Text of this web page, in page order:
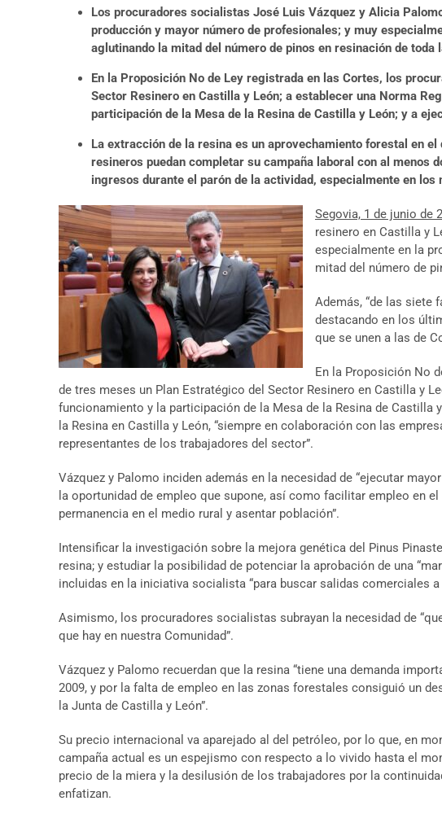
Los procuradores socialistas José Luis Vázquez y Alicia
producción y mayor número de profesionales; y muy
aglutinando la mitad del número de pinos en resinación de toda
En la Proposición No de Ley registrada en las Cortes, los
Sector Resinero en Castilla y León; a establecer una Norma
participación de la Mesa de la Resina de Castilla y León; y a
La extracción de la resina es un aprovechamiento forestal en
resineros puedan completar su campaña laboral con al menos
ingresos durante el parón de la actividad, especialmente en
Segovia, 1 de junio de
resinero en Castilla y
especialmente en la
mitad del número de
Además, “de las siete
destacando en los
que se unen a las de
En la Proposición No
de tres meses un Plan Estratégico del Sector Resinero en Castilla y
funcionamiento y la participación de la Mesa de la Resina de Castilla
la Resina en Castilla y León, “siempre en colaboración con las
representantes de los trabajadores del sector”.
Vázquez y Palomo inciden además en la necesidad de “ejecutar
la oportunidad de empleo que supone, así como facilitar empleo en
permanencia en el medio rural y asentar población”.
Intensificar la investigación sobre la mejora genética del Pinus
resina; y estudiar la posibilidad de potenciar la aprobación de una
incluidas en la iniciativa socialista “para buscar salidas comerciales
Asimismo, los procuradores socialistas subrayan la necesidad de
que hay en nuestra Comunidad”.
Vázquez y Palomo recuerdan que la resina “tiene una demanda
2009, y por la falta de empleo en las zonas forestales consiguió un
la Junta de Castilla y León”.
Su precio internacional va aparejado al del petróleo, por lo que, en
campaña actual es un espejismo con respecto a lo vivido hasta el
precio de la miera y la desilusión de los trabajadores por la
enfatizan.